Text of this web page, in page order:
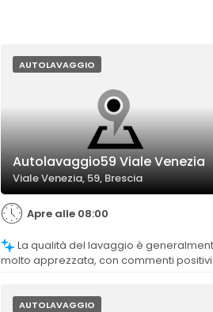
AUTOLAVAGGIO
Autolavaggio59 Viale Venezia
Viale Venezia, 59, Brescia
Apre alle 08:00
molto apprezzata, con commenti positivi
AUTOLAVAGGIO